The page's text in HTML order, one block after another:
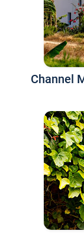
Channel